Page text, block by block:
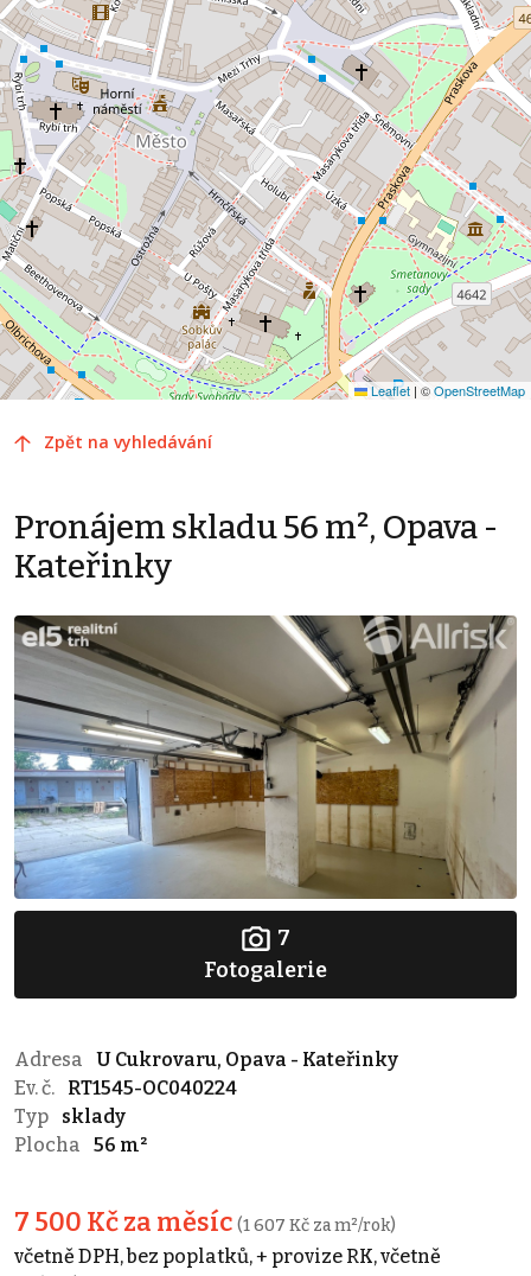
Leaflet | ©OpenStreetMap
Zpět na vyhledávání
Pronájem skladu 56 m², Opava -
Kateřinky
7
Fotogalerie
Adresa
U Cukrovaru, Opava - Kateřinky
Ev. č.
RT1545-OC040224
Typ
sklady
Plocha
56 m²
7 500 Kč za měsíc (1 607 Kč za m²/rok)
včetně DPH, bez poplatků, + provize RK, včetně